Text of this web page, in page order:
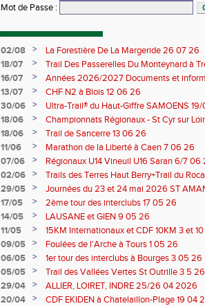
Mot de Passe :
02/08 >
La Forestière De La Margeride 26 07 26
18/07
>
Trail Des Passerelles Du Monteynard à
16/07
>
Années 2026/2027 Documents et
13/07
>
CHF N2 à Blois 12 06 26
30/06
>
Ultra-Trail® du Haut-Giffre SAMOENS
18/06
>
Championnats Régionaux - St Cyr sur
Saran 13/14 06 26
18/06 >
Trail de Sancerre 13 06 26
11/06
>
Marathon de la Liberté à Caen 7 06 26
07/06
>
Régionaux U14 Vineuil U16 Saran 6/7 06
02/06
>
Trails des Terres Haut Berry+Trail du
du Berry 30/31 05 2026
29/05 >
Journées du 23 et 24 mai 2026 ST
17/05
>
2ème tour des interclubs 17 05 26
14/05
>
LAUSANE et GIEN 9 05 26
11/05
>
15KM Internationaux et CDF 10KM 3 et
09/05
>
Foulées de l'Arche à Tours 1 05 26
06/05
>
1er tour des interclubs à Bourges 3 05 26
05/05
>
Trail des Vallées Vertes St Outrille 3 5 26
29/04
>
ALLIER, LOIRET, INDRE 25/26 04 2026
20/04
>
CDF EKIDEN à Chatelaillon-Plage 19 04